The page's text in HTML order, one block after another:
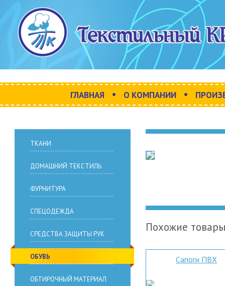
ГЛАВНАЯ • О КОМПАНИИ •
Похожие товары
Сапоги ПВХ
ТКАНИ
ДОМАШНИЙ ТЕКСТИЛЬ
ФУРНИТУРА
СПЕЦОДЕЖДА
СРЕДСТВА ЗАЩИТЫ РУК
ОБУВЬ
ОБТИРОЧНЫЙ МАТЕРИАЛ